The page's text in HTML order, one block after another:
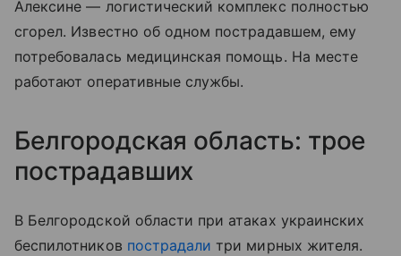
Алексине — логистический комплекс полностью
сгорел. Известно об одном пострадавшем, ему
потребовалась медицинская помощь. На месте
работают оперативные службы.
Белгородская область: трое
пострадавших
В Белгородской области при атаках украинских
беспилотников пострадали три мирных жителя.